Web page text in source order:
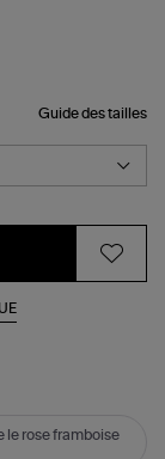
Guide des tailles
le rose framboise